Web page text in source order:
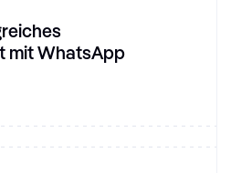
mit WhatsApp